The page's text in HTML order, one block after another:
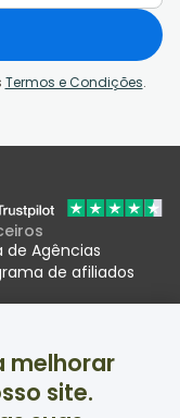
Termos e Condições.
de Agências
de afiliados
sociais
melhorar
site.